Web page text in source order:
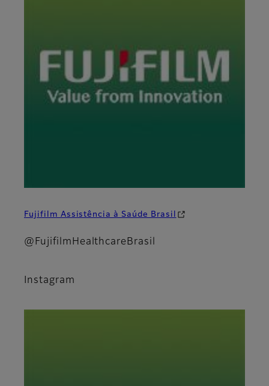
Fujifilm Assistência à Saúde Brasil
@FujifilmHealthcareBrasil
Instagram